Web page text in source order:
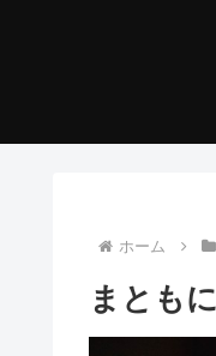
ホーム
まとも